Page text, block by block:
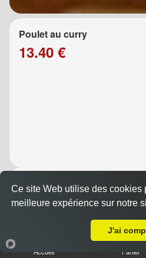
Poulet au curry
13.40 €
Poulet au caramel
13.40 €
Accueil Panier
Ce site Web utilise des cookies
meilleure expérience sur notre
J'ai